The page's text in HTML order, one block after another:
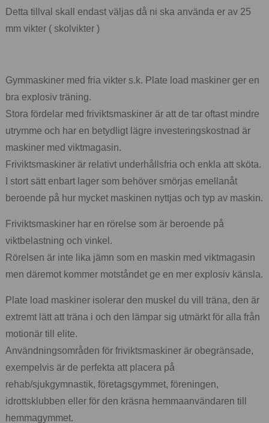
Detta tillval skall endast väljas då ni ska använda er av 25
mm vikter ( skolvikter )
Gymmaskiner med fria vikter s.k. Plate load maskiner ger en
bra explosiv träning.
Stora fördelar med friviktsmaskiner är att de tar oftast mindre
utrymme och har en betydligt lägre investeringskostnad är
maskiner med viktmagasin.
Friviktsmaskiner är relativt underhållsfria och enkla att sköta.
I stort sätt enbart lager som behöver smörjas emellanåt
beroende på hur mycket maskinen nyttjas och typ av maskin.
Friviktsmaskiner har en rörelse som är beroende på
viktbelastning och vinkel.
Rörelsen är inte lika jämn som en maskin med viktmagasin
men däremot kommer motståndet ge en mer explosiv känsla.
Plate load maskiner isolerar den muskel du vill träna, den är
extremt lätt att träna i och den lämpar sig utmärkt för alla från
motionär till elite.
Användningsområden för friviktsmaskiner är obegränsade,
exempelvis är de perfekta att placera på
rehab/sjukgymnastik, företagsgymmet, föreningen,
idrottsklubben eller för den kräsna hemmaanvändaren till
hemmagymmet.